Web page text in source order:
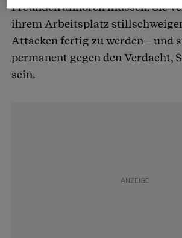
Freunden anhören müssen. Sie
ihrem Arbeitsplatz
Attacken fertig zu werden – und
permanent gegen den Verdacht,
sein.